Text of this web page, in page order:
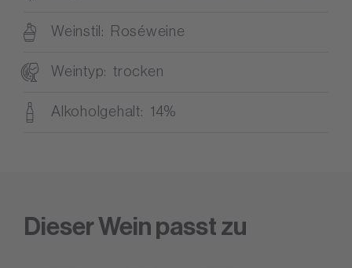
Weinstil Roséweine
Weintyp trocken
Alkoholgehalt 14%
Dieser Wein passt zu